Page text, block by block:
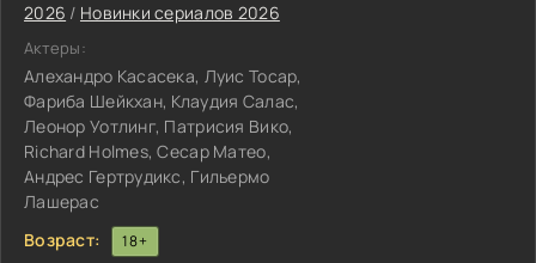
2026 / Новинки сериалов 2026
Актеры:
Алехандро Касасека, Луис Тосар,
Фариба Шейкхан, Клаудия Салас,
Леонор Уотлинг, Патрисия Вико,
Richard Holmes, Сесар Матео,
Андрес Гертрудикс, Гильермо
Лашерас
Возраст:
18+